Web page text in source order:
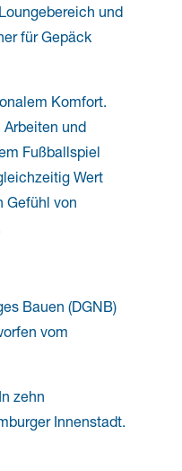
und
für Gepäck
Komfort.
und
Fußballspiel
Wert
Gefühl von
Bauen (DGNB)
vom
zehn
Innenstadt.